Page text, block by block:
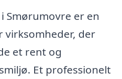
Smørumovre er en
virksomheder, der
et rent og
Et professionelt